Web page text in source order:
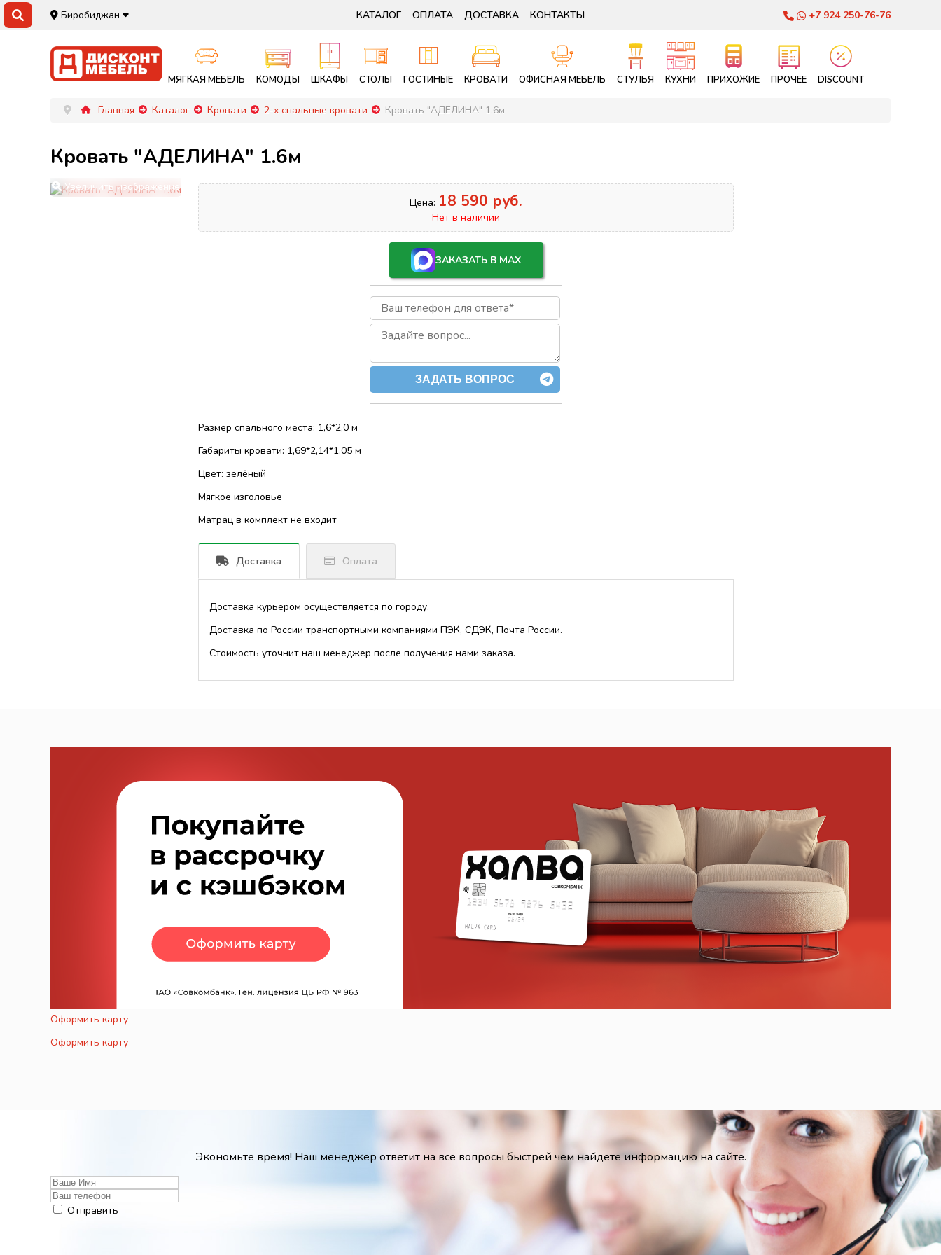
Биробиджан КАТАЛОГ ОПЛАТА ДОСТАВКА КОНТАКТЫ +7 924 250-76-76
МЯГКАЯ МЕБЕЛЬ КОМОДЫ ШКАФЫ СТОЛЫ ГОСТИНЫЕ КРОВАТИ ОФИСНАЯ МЕБЕЛЬ СТУЛЬЯ КУХНИ ПРИХОЖИЕ ПРОЧЕЕ DISCOUNT
Главная Каталог Кровати 2-х спальные кровати Кровать "АДЕЛИНА" 1.6м
Кровать "АДЕЛИНА" 1.6м
Увеличить изображение
Цена: 18 590 руб.
Нет в наличии
ЗАКАЗАТЬ В MAX
ЗАДАТЬ ВОПРОС
Размер спального места: 1,6*2,0 м
Габариты кровати: 1,69*2,14*1,05 м
Цвет: зелёный
Мягкое изголовье
Матрац в комплект не входит
Доставка Оплата
Доставка курьером осуществляется по городу.
Доставка по России транспортными компаниями ПЭК, СДЭК, Почта России.
Стоимость уточнит наш менеджер после получения нами заказа.
Оформить карту
Оформить карту
Экономьте время! Наш менеджер ответит на все вопросы быстрей чем найдёте информацию на сайте.
Отправить